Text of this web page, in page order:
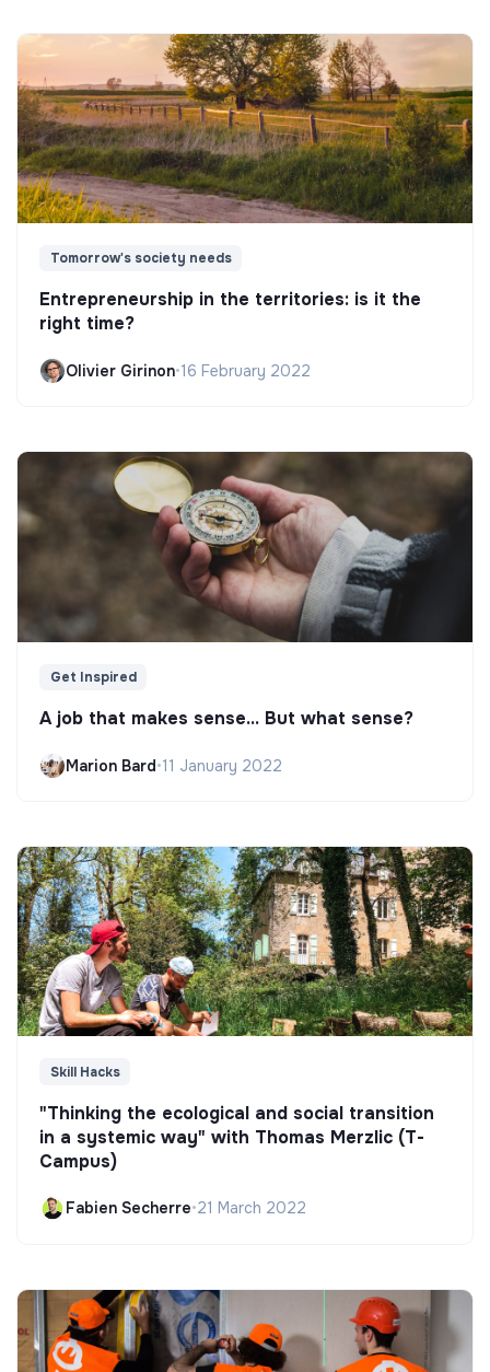
Tomorrow's society needs
Entrepreneurship in the territories: is it the
right time?
Olivier Girinon•16 February 2022
Get Inspired
A job that makes sense... But what sense?
Marion Bard•11 January 2022
Skill Hacks
"Thinking the ecological and social transition
in a systemic way" with Thomas Merzlic (T-
Campus)
Fabien Secherre•21 March 2022